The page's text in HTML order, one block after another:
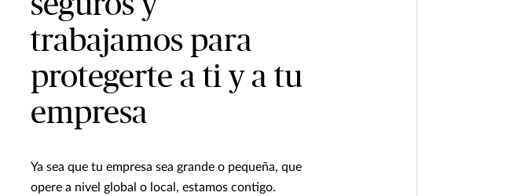
trabajamos para
protegerte a ti y a tu
empresa
Ya sea que tu empresa sea grande o pequeña, que
opere a nivel global o local, estamos contigo.